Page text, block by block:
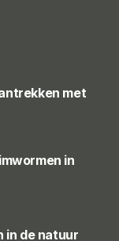
met
in
in de natuur